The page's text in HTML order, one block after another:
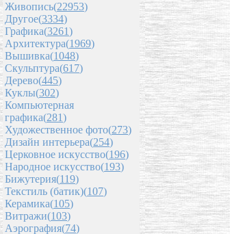
Живопись(22953)
Другое(3334)
Графика(3261)
Архитектура(1969)
Вышивка(1048)
Скульптура(617)
Дерево(445)
Куклы(302)
Компьютерная
графика(281)
Художественное фото(273)
Дизайн интерьера(254)
Церковное искусство(196)
Народное искусство(193)
Бижутерия(119)
Текстиль (батик)(107)
Керамика(105)
Витражи(103)
Аэрография(74)